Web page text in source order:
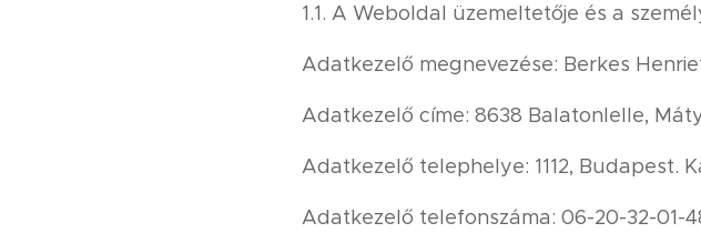
1.1. A Weboldal üzemeltetője és a
Adatkezelő megnevezése: Berkes
Adatkezelő címe: 8638 Balatonlelle,
Adatkezelő telephelye: 1112, Budapest.
Adatkezelő telefonszáma: 06-20-32-01-